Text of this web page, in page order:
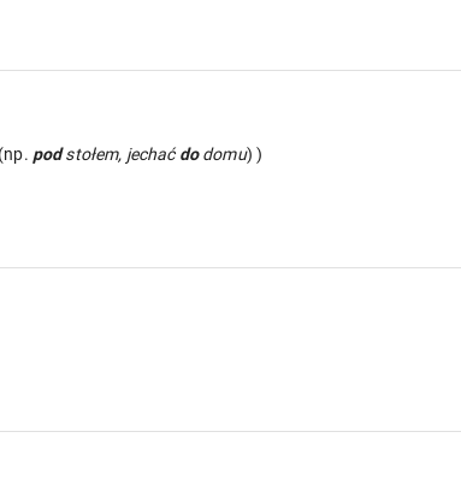
podstołem, jechać dodomu) )